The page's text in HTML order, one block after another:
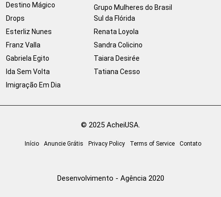
Destino Mágico
Drops
Esterliz Nunes
Franz Valla
Gabriela Egito
Ida Sem Volta
Imigração Em Dia
Grupo Mulheres do Brasil
Sul da Flórida
Renata Loyola
Sandra Colicino
Taiara Desirée
Tatiana Cesso
© 2025 AcheiUSA.
Início Anuncie Grátis Privacy Policy Terms of Service Contato
Desenvolvimento - Agência 2020